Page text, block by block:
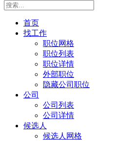
首页
找工作
职位网格
职位列表
职位详情
外部职位
隐藏公司职位
公司
公司列表
公司详情
候选人
候选人网格